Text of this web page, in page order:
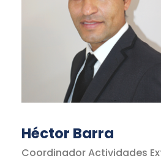
Héctor Barra
Coordinador Actividades